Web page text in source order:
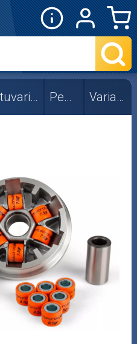
Etuvariaattori Peugeot Variaattorit